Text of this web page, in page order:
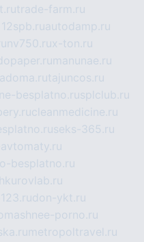
trade-farm.ru
autodamp.ru
nv750.rux-ton.ru
manunae.ru
tajuncos.ru
besplatno.rusplclub.ru
cleanmedicine.ru
seks-365.ru
besplatno.ru
don-ykt.ru
porno.ru
metropoltravel.ru